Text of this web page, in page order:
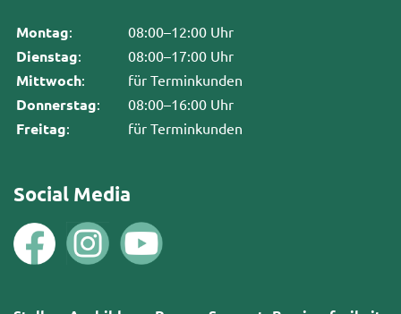
Montag: 08:00–12:00 Uhr
Dienstag: 08:00–17:00 Uhr
Mittwoch: für Terminkunden
Donnerstag: 08:00–16:00 Uhr
Freitag: für Terminkunden
Social Media